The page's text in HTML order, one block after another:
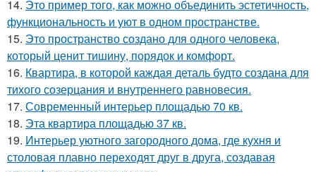
14. Это пример того, как можно объединить эстетичность,
функциональность и уют в одном пространстве.
15. Это пространство создано для одного человека,
который ценит тишину, порядок и комфорт.
16. Квартира, в которой каждая деталь будто создана для
тихого созерцания и внутреннего равновесия.
17. Современный интерьер площадью 70 кв.
18. Эта квартира площадью 37 кв.
19. Интерьер уютного загородного дома, где кухня и
столовая плавно переходят друг в друга, создавая